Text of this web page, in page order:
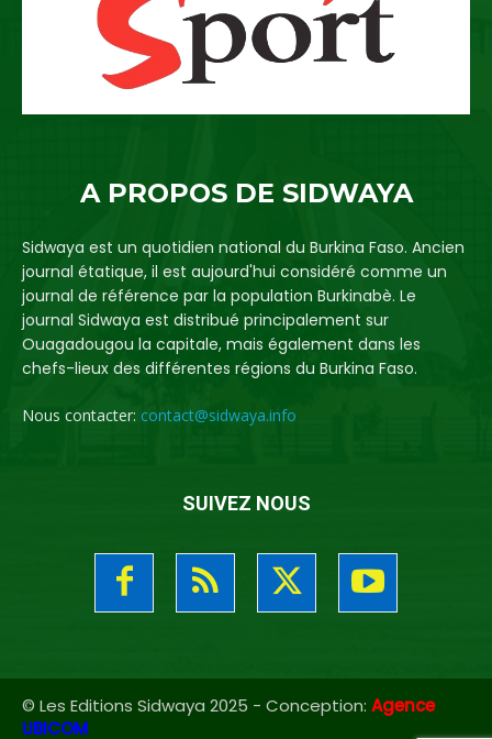
A PROPOS DE SIDWAYA
Sidwaya est un quotidien national du Burkina Faso. Ancien
journal étatique, il est aujourd'hui considéré comme un
journal de référence par la population Burkinabè. Le
journal Sidwaya est distribué principalement sur
Ouagadougou la capitale, mais également dans les
chefs-lieux des différentes régions du Burkina Faso.
Nous contacter: contact@sidwaya.info
SUIVEZ NOUS
© Les Editions Sidwaya 2025 - Conception: Agence
UBICOM